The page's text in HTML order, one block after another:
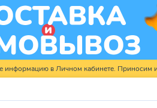
информацию в Личном кабинете. Приносим